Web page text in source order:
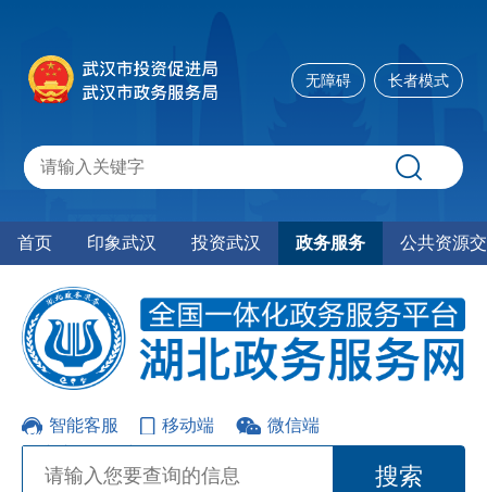
无障碍 长者模式
首页 印象武汉 投资武汉 政务服务 公共资源
智能客服 移动端
微信端
用户注册
搜索